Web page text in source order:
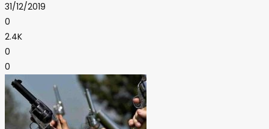
31/12/2019
0
2.4K
0
0